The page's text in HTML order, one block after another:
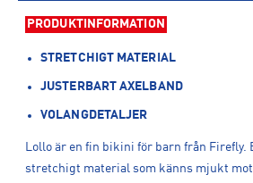
PRODUKTINFORMATION
STRETCHIGT MATERIAL
JUSTERBART AXELBAND
VOLANGDETALJER
Lollo är en fin bikini för barn från
stretchigt material som känns mjukt